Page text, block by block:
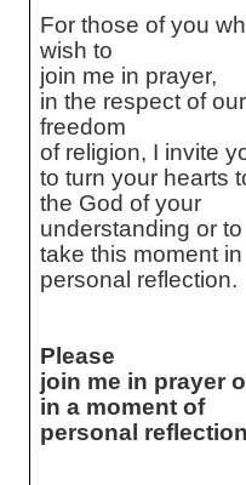
For those of you
wish to
join me in prayer,
in the respect of our
freedom
of religion, I invite
to turn your hearts
the God of your
understanding or to
take this moment in
personal reflection.
Please
join me in prayer
in a moment of
personal